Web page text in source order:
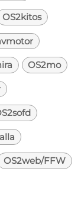
OS2kitos
OS2mo
OS2web/FFW